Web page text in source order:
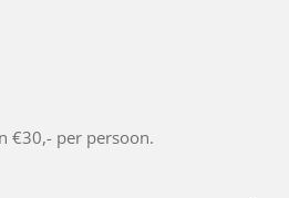
€30,- per persoon.